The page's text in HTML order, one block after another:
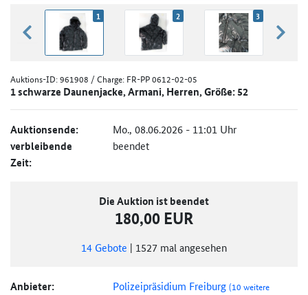
zurück blättern
1 2 3
Auktions-ID:961908 / Charge: FR-PP 0612-02-05
1 schwarze Daunenjacke, Armani, Herren, Größe: 52
Auktionsende: Mo., 08.06.2026 - 11:01 Uhr
verbleibende
Zeit:
beendet
Die Auktion ist beendet
180,00 EUR
14 Gebote | 1527 mal angesehen
Anbieter: Polizeipräsidium Freiburg(10 weitere